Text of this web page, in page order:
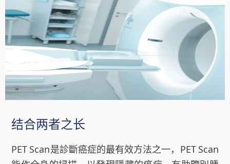
结合两者之长
PET Scan是診斷癌症的最有效方法之一，PET Scan